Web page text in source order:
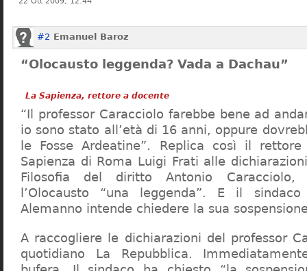
#2 Emanuel Baroz
“Olocausto leggenda? Vada a Dachau”
La Sapienza, rettore a docente
“Il professor Caracciolo farebbe bene ad
io sono stato all’età di 16 anni, oppure
le Fosse Ardeatine”. Replica così il rettore
Sapienza di Roma Luigi Frati alle
Filosofia del diritto Antonio
l’Olocausto “una leggenda”. E il
Alemanno intende chiedere la sua
A raccogliere le dichiarazioni del professor
quotidiano La Repubblica.